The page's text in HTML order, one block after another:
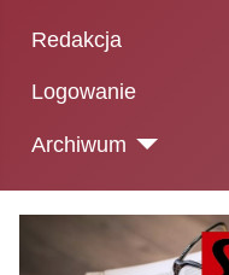
Redakcja
Logowanie
Archiwum